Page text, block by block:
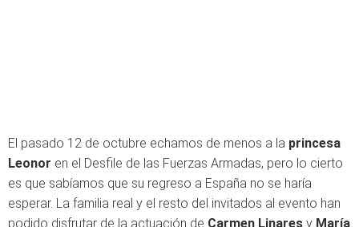
El pasado 12 de octubre echamos de menos a la princesa
Leonor en el Desfile de las Fuerzas Armadas, pero lo cierto
es que sabíamos que su regreso a España no se haría
esperar. La familia real y el resto del invitados al evento han
podido disfrutar de la actuación de Carmen Linares y María